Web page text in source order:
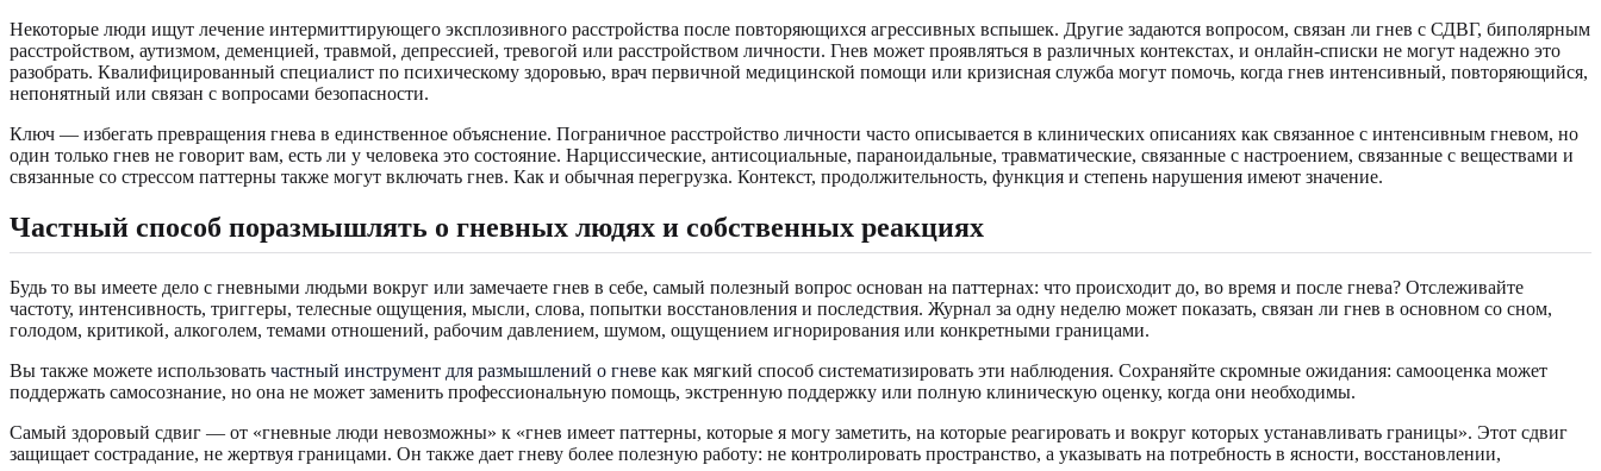
Некоторые люди ищут лечение интермиттирующего эксплозивного расстройства после повторяющихся агрессивных вспышек. Другие задаются вопросом, связан ли гнев с СДВГ, биполярным
расстройством, аутизмом, деменцией, травмой, депрессией, тревогой или расстройством личности. Гнев может проявляться в различных контекстах, и онлайн-списки не могут надежно это
разобрать. Квалифицированный специалист по психическому здоровью, врач первичной медицинской помощи или кризисная служба могут помочь, когда гнев интенсивный, повторяющийся,
непонятный или связан с вопросами безопасности.
Ключ — избегать превращения гнева в единственное объяснение. Пограничное расстройство личности часто описывается в клинических описаниях как связанное с интенсивным гневом, но
один только гнев не говорит вам, есть ли у человека это состояние. Нарциссические, антисоциальные, параноидальные, травматические, связанные с настроением, связанные с веществами и
связанные со стрессом паттерны также могут включать гнев. Как и обычная перегрузка. Контекст, продолжительность, функция и степень нарушения имеют значение.
Частный способ поразмышлять о гневных людях и собственных реакциях
Будь то вы имеете дело с гневными людьми вокруг или замечаете гнев в себе, самый полезный вопрос основан на паттернах: что происходит до, во время и после гнева? Отслеживайте
частоту, интенсивность, триггеры, телесные ощущения, мысли, слова, попытки восстановления и последствия. Журнал за одну неделю может показать, связан ли гнев в основном со сном,
голодом, критикой, алкоголем, темами отношений, рабочим давлением, шумом, ощущением игнорирования или конкретными границами.
Вы также можете использовать частный инструмент для размышлений о гневе как мягкий способ систематизировать эти наблюдения. Сохраняйте скромные ожидания: самооценка может
поддержать самосознание, но она не может заменить профессиональную помощь, экстренную поддержку или полную клиническую оценку, когда они необходимы.
Самый здоровый сдвиг — от «гневные люди невозможны» к «гнев имеет паттерны, которые я могу заметить, на которые реагировать и вокруг которых устанавливать границы». Этот сдвиг
защищает сострадание, не жертвуя границами. Он также дает гневу более полезную работу: не контролировать пространство, а указывать на потребность в ясности, восстановлении,